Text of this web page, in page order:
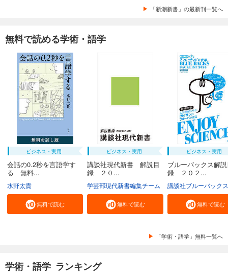
「新潮新書」の最新刊一覧へ
無料で読める学術・語学
ビジネス・実用
会話の0.2秒を言語学す
る 無料...
水野太貴
無料で読む
ビジネス・実用
講談社現代新書 解説目
録 ２０...
学芸部現代新書編集チーム
無料で読む
ビジネス・実用
ブルーバックス解
録 ２０２...
講談社ブルーバックス
無料で読む
「学術・語学」無料一覧へ
学術・語学 ランキング